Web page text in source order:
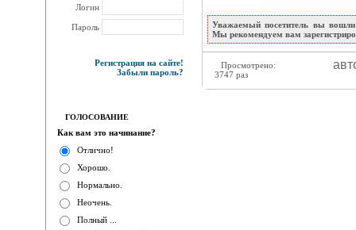
Логин
Пароль
Регистрация на сайте!
Забыли пароль?
ГОЛОСОВАНИЕ
Как вам это начинание?
Отлично!
Хорошо.
Нормально.
Неочень.
Полный ...
Уважаемый посетитель вы вошли
Мы рекомендуем вам
Просмотрено:
3747 раз